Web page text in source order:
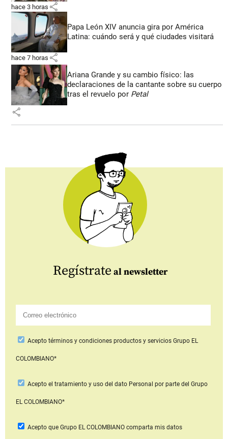
hace 3 horas share
Papa León XIV anuncia gira por América
Latina: cuándo será y qué ciudades visitará
hace 7 horas share
Ariana Grande y su cambio físico: las
declaraciones de la cantante sobre su cuerpo
tras el revuelo por Petal
share
Regístrate al newsletter
Aceptotérminos y condiciones productos y serviciosGrupo EL
COLOMBIANO*
Acepto el tratamiento y uso del dato Personal por parte del Grupo
EL COLOMBIANO*
Acepto que Grupo EL COLOMBIANOcomparta mis datos